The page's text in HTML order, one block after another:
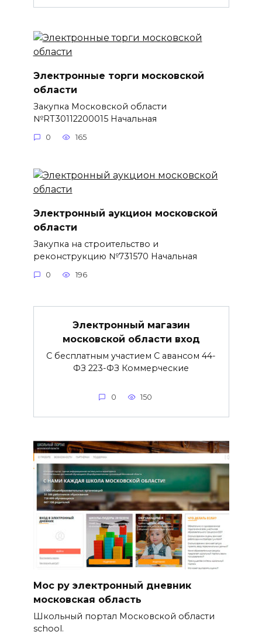
Электронные торги московской
области
Закупка Московской области
№RT30112200015 Начальная
0 165
Электронный аукцион московской
области
Закупка на строительство и
реконструкцию №731570 Начальная
0 196
Электронный магазин
московской области вход
С бесплатным участием С авансом 44-
ФЗ 223-ФЗ Коммерческие
0 150
Мос ру электронный дневник
московская область
Школьный портал Московской области
school.